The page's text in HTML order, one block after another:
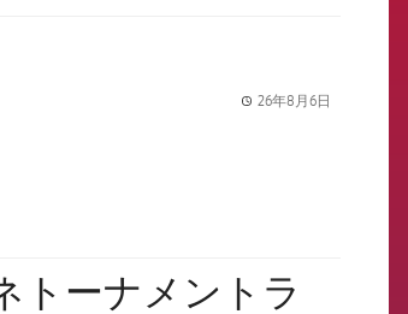
26年8月6日
トーナメントラ